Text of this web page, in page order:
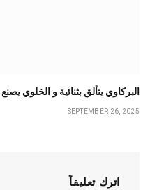
البركاوي يتألق بثنائية و الخلوي
SEPTEMBER 26, 2025
اترك تعليقاً